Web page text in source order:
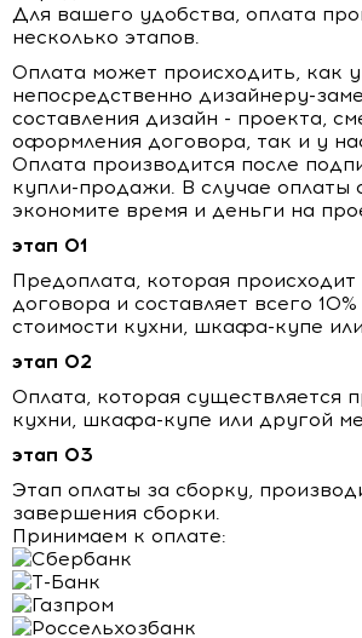
Для вашего удобства, оплата
несколько этапов.
Оплата может происходить, как
непосредственно дизайнеру-
составления дизайн - проекта,
оформления договора, так и у
Оплата производится после
купли-продажи. В случае оплаты
экономите время и деньги на
этап 01
Предоплата, которая
договора и составляет всего
стоимости кухни, шкафа-купе
этап 02
Оплата, которая существляется
кухни, шкафа-купе или другой
этап 03
Этап оплаты за сборку,
завершения сборки.
Принимаем к оплате: